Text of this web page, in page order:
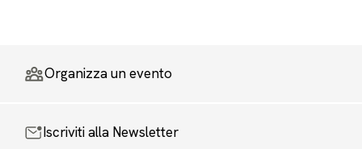
Organizza un evento
Iscriviti alla Newsletter